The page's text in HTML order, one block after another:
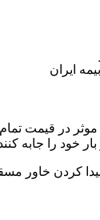
ایران
در قیمت
خود را جابه
کردن خاور